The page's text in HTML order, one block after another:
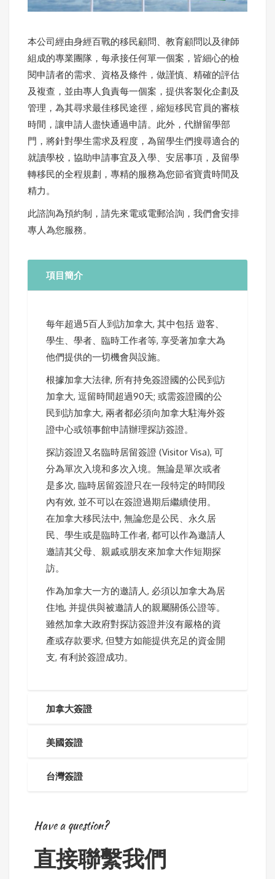
本公司經由身經百戰的移民顧問、教育顧問以及律師
組成的專業團隊，每承接任何單一個案，皆細心的檢
閱申請者的需求、資格及條件，做謹慎、精確的評估
及複查，並由專人負責每一個案，提供客製化企劃及
管理，為其尋求最佳移民途徑，縮短移民官員的審核
時間，讓申請人盡快通過申請。此外，代辦留學部
門，將針對學生需求及程度，為留學生們搜尋適合的
就讀學校，協助申請事宜及入學、安居事項，及留學
轉移民的全程規劃，專精的服務為您節省寶貴時間及
精力。
此諮詢為預約制，請先來電或電郵洽詢，我們會安排
專人為您服務。
項目簡介
每年超過5百人到訪加拿大, 其中包括 遊客、
學生、學者、臨時工作者等, 享受著加拿大為
他們提供的一切機會與設施。
根據加拿大法律, 所有持免簽證國的公民到訪
加拿大, 逗留時間超過90天; 或需簽證國的公
民到訪加拿大, 兩者都必須向加拿大駐海外簽
證中心或領事館申請辦理探訪簽證。
探訪簽證又名臨時居留簽證 (Visitor Visa), 可
分為單次入境和多次入境。無論是單次或者
是多次, 臨時居留簽證只在一段特定的時間段
內有效, 並不可以在簽證過期后繼續使用。
在加拿大移民法中, 無論您是公民、永久居
民、學生或是臨時工作者, 都可以作為邀請人
邀請其父母、親戚或朋友來加拿大作短期探
訪。
作為加拿大一方的邀請人, 必須以加拿大為居
住地, 并提供與被邀請人的親屬關係公證等。
雖然加拿大政府對探訪簽證并沒有嚴格的資
產或存款要求, 但雙方如能提供充足的資金開
支, 有利於簽證成功。
加拿大簽證
美國簽證
台灣簽證
Have a question?
直接聯繫我們